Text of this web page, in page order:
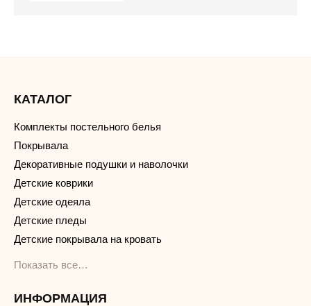
КАТАЛОГ
Комплекты постельного белья
Покрывала
Декоративные подушки и наволочки
Детские коврики
Детские одеяла
Детские пледы
Детские покрывала на кровать
Показать все…
ИНФОРМАЦИЯ